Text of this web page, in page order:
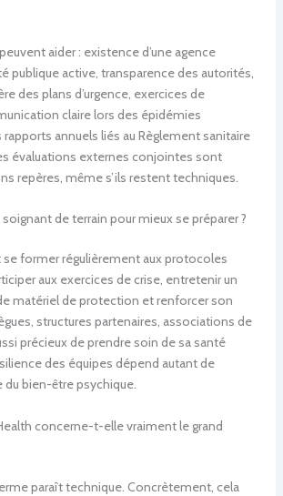
aider : existence d’une agence
publique active, transparence des autorités,
des plans d’urgence, exercices de
claire lors des épidémies
annuels liés au Règlement sanitaire
évaluations externes conjointes sont
repères, même s’ils restent techniques.
de terrain pour mieux se préparer ?
former régulièrement aux protocoles
aux exercices de crise, entretenir un
matériel de protection et renforcer son
structures partenaires, associations de
précieux de prendre soin de sa santé
des équipes dépend autant de
du bien-être psychique.
concerne-t-elle vraiment le grand
paraît technique. Concrètement, cela